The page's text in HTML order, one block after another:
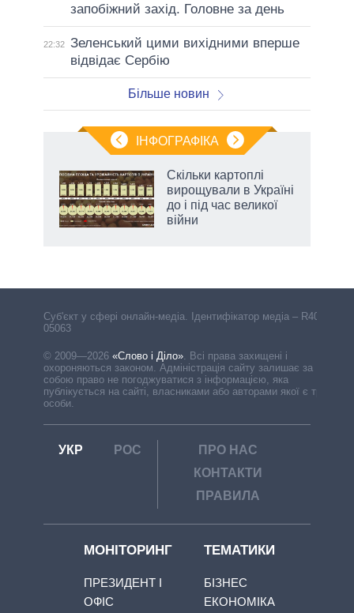
запобіжний захід. Головне за день
22:32 Зеленський цими вихідними вперше
відвідає Сербію
Більше новин
ІНФОГРАФІКА
Скільки картоплі
вирощували в Україні
до і під час великої
війни
Cуб'єкт у сфері онлайн-медіа. Ідентифікатор медіа – R40-
05063
© 2009—2026 «Слово і Діло» Всі права захищені і
охороняються законом. Адміністрація сайту залишає за
собою право не погоджуватися з інформацією, яка
публікується на сайті, власниками або авторами якої є треті
особи.
УКР РОС
ПРО НАС
КОНТАКТИ
ПРАВИЛА
МОНІТОРИНГ
ПРЕЗИДЕНТ І
ОФІС
ТЕМАТИКИ
БІЗНЕС
ЕКОНОМІКА